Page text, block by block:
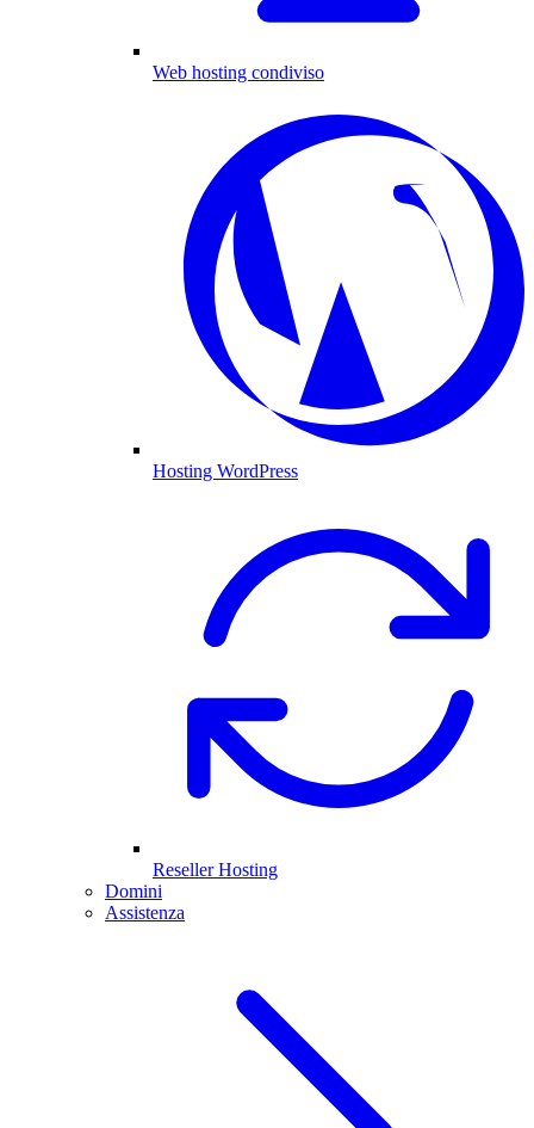
Web hosting condiviso
Hosting WordPress
Reseller Hosting
Domini
Assistenza